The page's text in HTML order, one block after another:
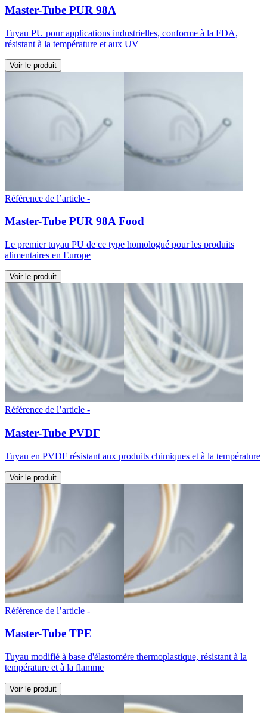
Master-Tube PUR 98A
Tuyau PU pour applications industrielles, conforme à la FDA,
résistant à la température et aux UV
Voir le produit
Référence de l’article -
Master-Tube PUR 98A Food
Le premier tuyau PU de ce type homologué pour les produits
alimentaires en Europe
Voir le produit
Référence de l’article -
Master-Tube PVDF
Tuyau en PVDF résistant aux produits chimiques et à la température
Voir le produit
Référence de l’article -
Master-Tube TPE
Tuyau modifié à base d'élastomère thermoplastique, résistant à la
température et à la flamme
Voir le produit